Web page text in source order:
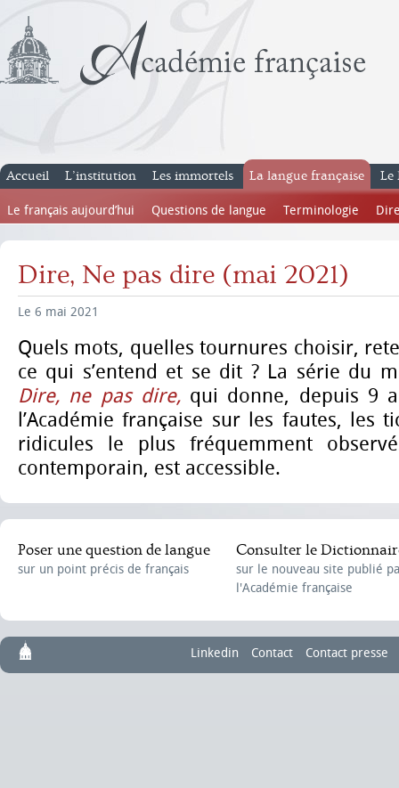
Accueil L’institution Les immortels La langue française
Le français aujourd’hui Questions de langue Terminologie
Le
Dire, Ne pas dire (mai 2021)
Le 6 mai 2021
Quels mots, quelles tournures choisir,
ce qui s’entend et se dit ? La série du
Dire, ne pas dire,qui donne, depuis 9
l’Académie française sur les fautes, les
ridicules le plus fréquemment
contemporain, est accessible.
Poser une question de langue
sur un point précis de français
Consulter le
sur le nouveau site publié
l'Académie française
Linkedin Contact Contact presse